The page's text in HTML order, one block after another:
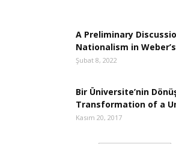
A Preliminary
Nationalism in
Şubat 8, 2022
Bir Üniversite’nin
Transformation of a
Kasım 20, 2017